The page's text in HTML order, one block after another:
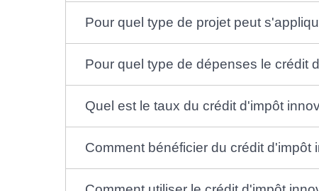
Pour quel type de projet peut
Pour quel type de dépenses le crédit
Quel est le taux du crédit d'impôt
Comment bénéficier du crédit d'impôt